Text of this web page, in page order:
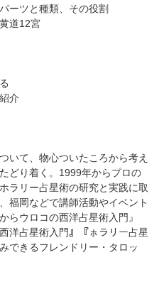
ーツと種類、その役割
道12宮
介
いて、物心ついたころから考え
どり着く。1999年からプロの
ラリー占星術の研究と実践に取
福岡などで講師活動やイベント
らウロコの西洋占星術入門』
洋占星術入門』『ㇹラリー占星
できるフレンドリー・タロッ